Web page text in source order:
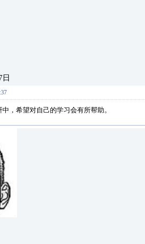
，希望对自己的学习会有所帮助。